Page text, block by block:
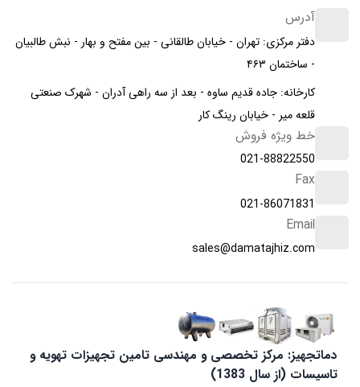
آدرس
دفتر مرکزی: تهران - خیابان طالقانی - بین مفتح و بهار - نبش طالبیان
- ساختمان ۴۶۳
کارخانه: جاده قدیم ساوه - بعد از سه راهی آدران - شهرک صنعتی
قلعه میر - خیابان رینگ کار
خط ویژه فروش
021-88822550
Fax
021-86071831
Email
sales@damatajhiz.com
دماتجهیز: مرکز تخصصی و مهندسی تامین تجهیزات تهویه و
تاسیسات (از سال 1383)